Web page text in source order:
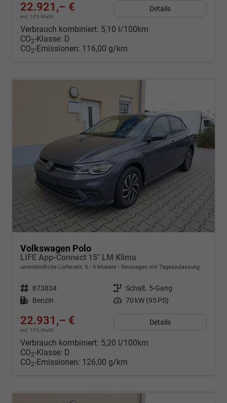
22.921,– €
incl. 19% MwSt.
Details
Verbrauch kombiniert: 5,10 l/100km
CO2-Klasse: D
CO2-Emissionen: 116,00 g/km
Volkswagen Polo
LIFE App-Connect 15" LM Klima
unverbindliche Lieferzeit: 6 - 9 Monate Neuwagen mit Tageszulassung
Fahrzeugnr. 873834 Getriebe Schalt. 5-Gang
Kraftstoff Benzin Leistung 70 kW (95 PS)
22.931,– €
incl. 19% MwSt.
Details
Verbrauch kombiniert: 5,20 l/100km
CO2-Klasse: D
CO2-Emissionen: 126,00 g/km